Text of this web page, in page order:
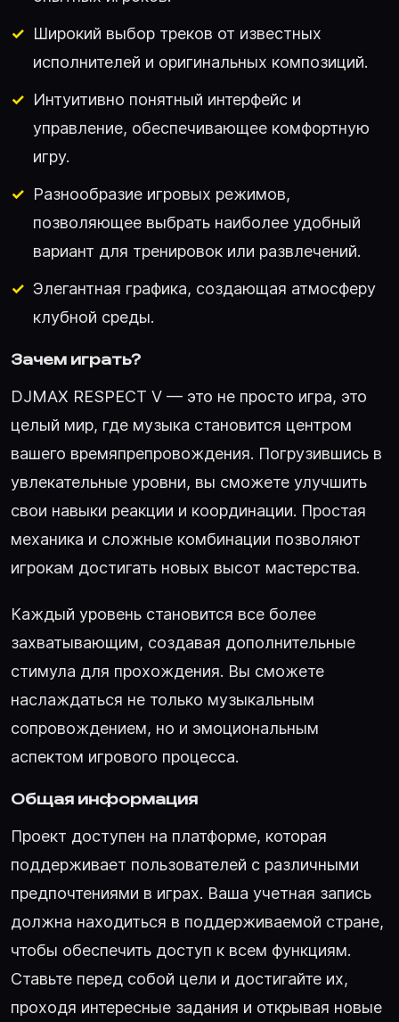
Широкий выбор треков от известных
исполнителей и оригинальных композиций.
Интуитивно понятный интерфейс и
управление, обеспечивающее комфортную
игру.
Разнообразие игровых режимов,
позволяющее выбрать наиболее удобный
вариант для тренировок или развлечений.
Элегантная графика, создающая атмосферу
клубной среды.
Зачем играть?
DJMAX RESPECT V — это не просто игра, это
целый мир, где музыка становится центром
вашего времяпрепровождения. Погрузившись в
увлекательные уровни, вы сможете улучшить
свои навыки реакции и координации. Простая
механика и сложные комбинации позволяют
игрокам достигать новых высот мастерства.
Каждый уровень становится все более
захватывающим, создавая дополнительные
стимула для прохождения. Вы сможете
наслаждаться не только музыкальным
сопровождением, но и эмоциональным
аспектом игрового процесса.
Общая информация
Проект доступен на платформе, которая
поддерживает пользователей с различными
предпочтениями в играх. Ваша учетная запись
должна находиться в поддерживаемой стране,
чтобы обеспечить доступ к всем функциям.
Ставьте перед собой цели и достигайте их,
проходя интересные задания и открывая новые